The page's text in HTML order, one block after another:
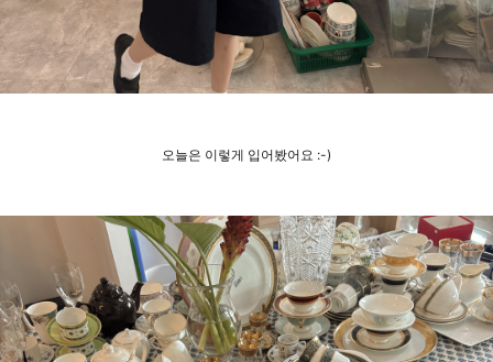
오늘은 이렇게 입어봤어요 :-)